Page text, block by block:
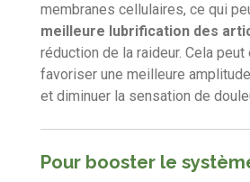
membranes cellulaires, ce qui
meilleure lubrification des
réduction de la raideur. Cela
favoriser une meilleure
et diminuer la sensation de
Pour booster le